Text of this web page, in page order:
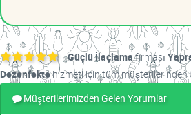
Güçlü İlaçlamafirması
Dezenfektehizmeti için tüm müşterilerinden
Müşterilerimizden Gelen Yorumlar